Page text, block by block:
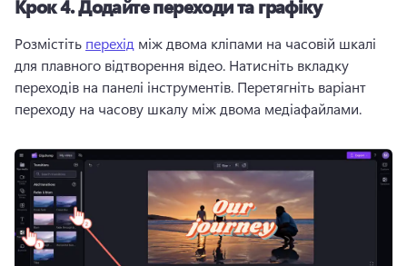
Крок 4.Додайте переходи та графіку
Розмістіть перехід між двома кліпами на часовій шкалі
для плавного відтворення відео. Натисніть вкладку
переходів на панелі інструментів. Перетягніть варіант
переходу на часову шкалу між двома медіафайлами.